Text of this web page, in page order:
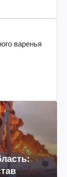
варенья